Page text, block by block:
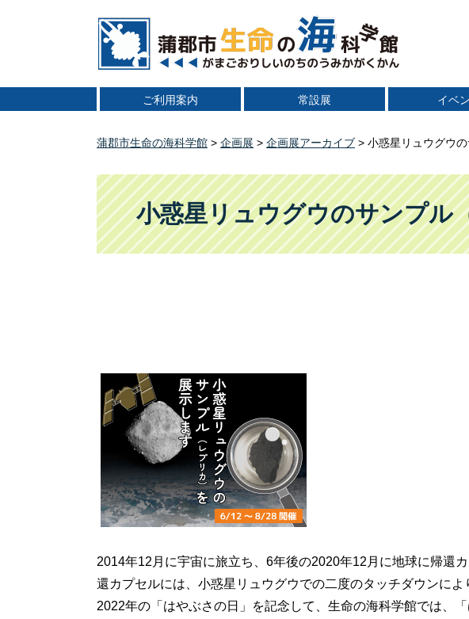
先
を
ご利用案内 常設展 イベ
蒲郡市生命の海科学館 > 企画展 > 企画展アーカイブ > 小惑星リュウグウ
本
文
小惑星リュウグウのサンプル
2014年12月に宇宙に旅立ち、6年後の2020年12月に地球に帰還
還カプセルには、小惑星リュウグウでの二度のタッチダウンに
2022年の「はやぶさの日」を記念して、生命の海科学館では、